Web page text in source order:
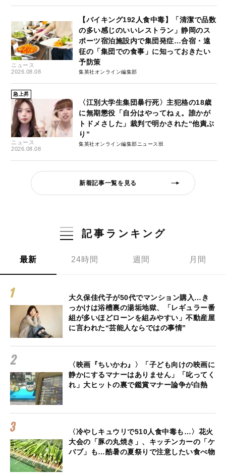
ニュース
2026.08.08
【バイキング192人食中毒】「清潔で品数
の多い感じのいいレストラン」静岡のス
ポーツ宿泊施設内で集団発症…合宿・遠
征の「集団での食事」に知っておきたい
予防策
集英社オンライン編集部
急上昇
ニュース
2026.08.08
〈江別大学生集団暴行死〉主犯格の18歳
に無期懲役「自分はやってねぇ。誰かが
トドメさした」裁判で明かされた“他責ぶ
り”
集英社オンライン編集部ニュース班
新着記事一覧を見る
記事ランキング
最新 24時間 週間 月間
大久保佳代子が50代でマンション購入…き
っかけは浴槽裏の湯垢地獄、「レギュラー番
組が多いほどローンを組みやすい」不動産屋
に言われた“芸能人ならではの事情”
〈映画『ちいかわ』〉「子ども向けの映画に
静かにするマナーはありません」「叱ってく
れ」大ヒットの裏で鑑賞マナー論争が白熱
〈冷やしキュウリで510人食中毒も…〉花火
大会の「豚の丸焼き」、キッチンカーの「ケ
バブ」も…酷暑の夏祭りで注意したい食べ物